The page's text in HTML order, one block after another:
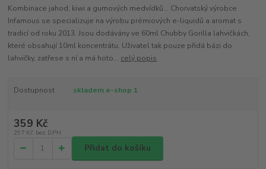
Kombinace jahod, kiwi a gumových medvídků... Chorvatský výrobce
Infamous se specializuje na výrobu prémiových e-liquidů a aromat s
tradicí od roku 2013. Jsou dodávány ve 60ml Chubby Gorilla lahvičkách,
které obsahují 10ml koncentrátu. Uživatel tak pouze přidá bázi do
lahvičky, zatřese s ní a má hoto... celý popis
Dostupnost skladem e-shop 1
359 Kč
297 Kč bez DPH
Přidat do košíku